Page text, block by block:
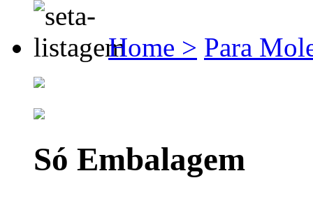
Home > Para
Só Embalagem